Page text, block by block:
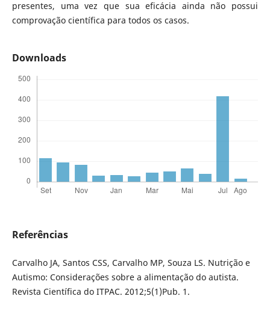
presentes, uma vez que sua eficácia ainda não possui
comprovação científica para todos os casos.
Downloads
Referências
Carvalho JA, Santos CSS, Carvalho MP, Souza LS. Nutrição e
Autismo: Considerações sobre a alimentação do autista.
Revista Científica do ITPAC. 2012;5(1)Pub. 1.